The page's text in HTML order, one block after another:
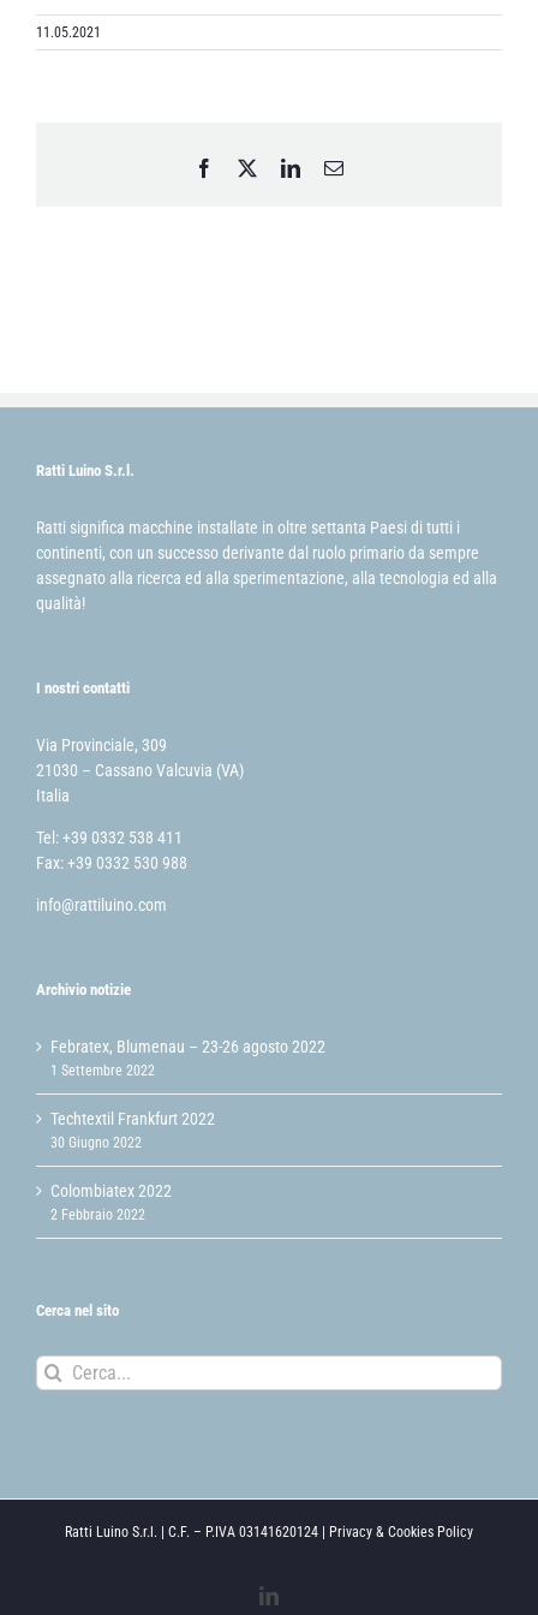
11.05.2021
Facebook LinkedInEmail
Ratti Luino S.r.l.
Ratti significa macchine installate in oltre settanta Paesi di tutti i
continenti, con un successo derivante dal ruolo primario da sempre
assegnato alla ricerca ed alla sperimentazione, alla tecnologia ed alla
qualità!
I nostri contatti
Via Provinciale, 309
21030 – Cassano Valcuvia (VA)
Italia
Tel: +39 0332 538 411
Fax: +39 0332 530 988
info@rattiluino.com
Archivio notizie
Febratex, Blumenau – 23-26 agosto 2022
1 Settembre 2022
Techtextil Frankfurt 2022
30 Giugno 2022
Colombiatex 2022
2 Febbraio 2022
Cerca nel sito
Cerca
per:
Ratti Luino S.r.l. | C.F. – P.IVA 03141620124 | Privacy & Cookies Policy
LinkedIn